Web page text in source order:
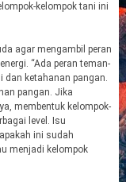
kelompok tani ini
agar mengambil peran
“Ada peran teman-
dan ketahanan pangan.
pangan. Jika
membentuk kelompok-
level. Isu
ini sudah
menjadi kelompok